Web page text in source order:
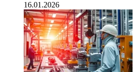
16.01.2026